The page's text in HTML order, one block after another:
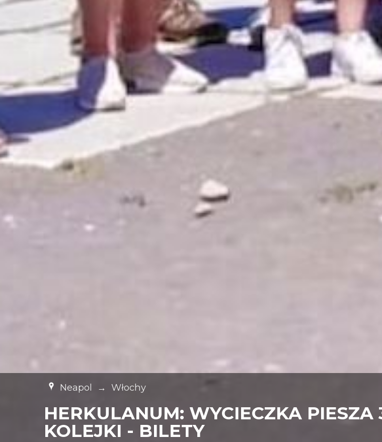
Neapol → Włochy
HERKULANUM: WYCIECZKA PIESZA
KOLEJKI - BILETY